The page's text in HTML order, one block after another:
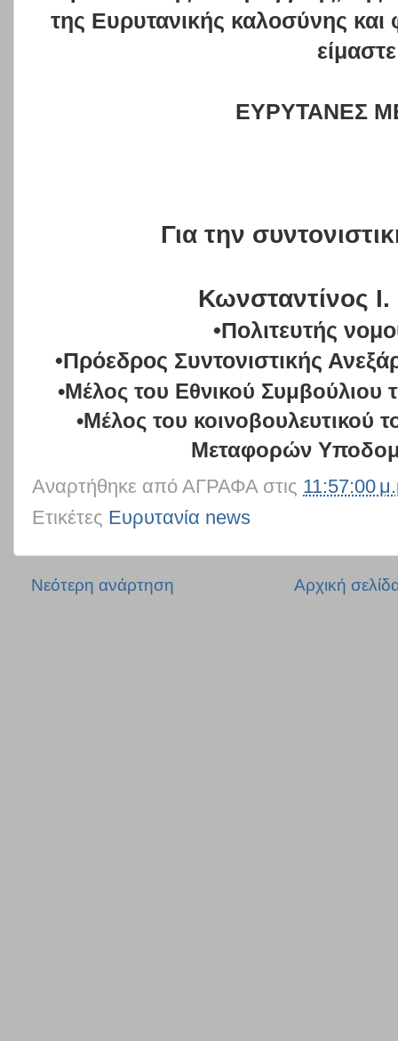
της Ευρυτανικής καλοσύνης και
ΕΥΡΥΤΑΝΕΣ
Για την
Κωνσταντίνος
•Πολιτευτής
•Πρόεδρος Συντονιστικής
•Μέλος του Εθνικού
•Μέλος του κοινοβουλευτικού
Μεταφορών
Αναρτήθηκε από ΑΓΡΑΦΑ στις 11:57:00
Ετικέτες Ευρυτανία news
Νεότερη ανάρτηση Αρχική